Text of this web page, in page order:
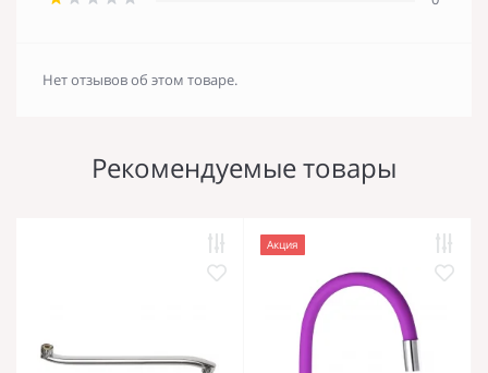
Нет отзывов об этом товаре.
Рекомендуемые товары
Акция